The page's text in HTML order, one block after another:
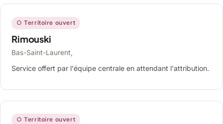
○ Territoire ouvert
Rimouski
Bas-Saint-Laurent,
Service offert par l'équipe centrale en attendant l'attribution.
○ Territoire ouvert